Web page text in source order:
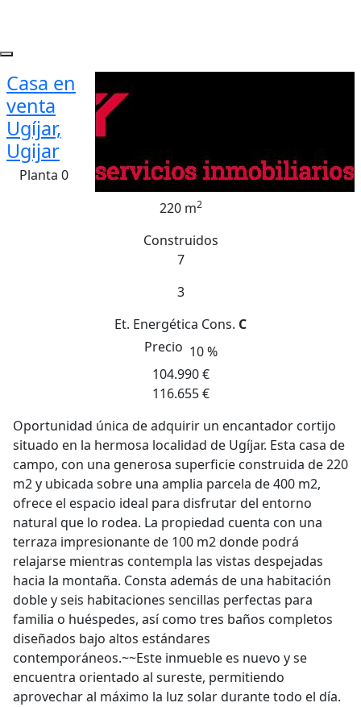
Casa en
venta
Ugíjar,
Ugijar
Planta 0
220 m2
Construidos
7
3
Et. Energética Cons. C
Precio 10 %
104.990 €
116.655 €
Oportunidad única de adquirir un encantador cortijo
situado en la hermosa localidad de Ugíjar. Esta casa de
campo, con una generosa superficie construida de 220
m2 y ubicada sobre una amplia parcela de 400 m2,
ofrece el espacio ideal para disfrutar del entorno
natural que lo rodea. La propiedad cuenta con una
terraza impresionante de 100 m2 donde podrá
relajarse mientras contempla las vistas despejadas
hacia la montaña. Consta además de una habitación
doble y seis habitaciones sencillas perfectas para
familia o huéspedes, así como tres baños completos
diseñados bajo altos estándares
contemporáneos.~~Este inmueble es nuevo y se
encuentra orientado al sureste, permitiendo
aprovechar al máximo la luz solar durante todo el día.